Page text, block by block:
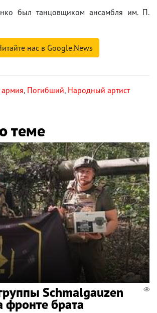
был танцовщиком ансамбля им. П.
нас в Google.News
армия, Погибший, Народный артист
теме
Schmalgauzen
фронте брата